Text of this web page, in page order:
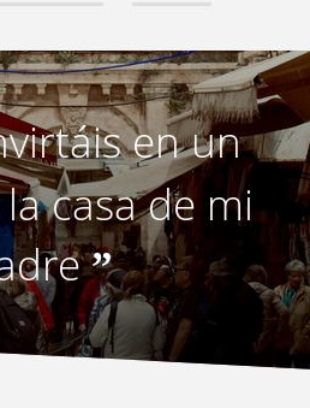
en un
casa de mi
”